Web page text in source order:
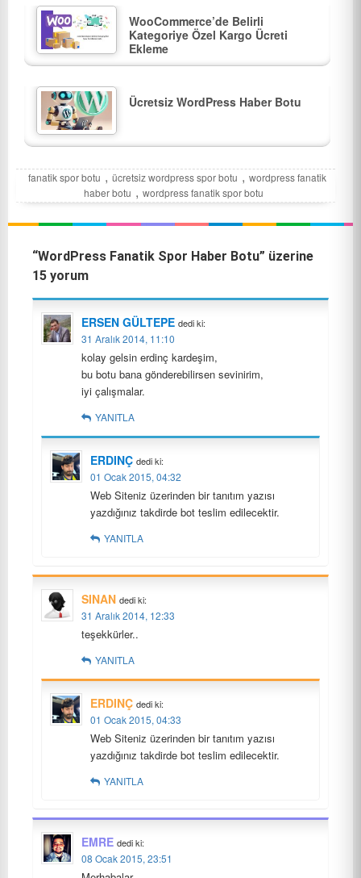
WooCommerce’de Belirli
Kategoriye Özel Kargo Ücreti
Ekleme
Ücretsiz WordPress Haber Botu
fanatik spor botu , ücretsiz wordpress spor botu , wordpress fanatik
haber botu , wordpress fanatik spor botu
“WordPress Fanatik Spor Haber Botu” üzerine
15 yorum
ERSEN GÜLTEPE dedi ki:
31 Aralık 2014, 11:10
kolay gelsin erdinç kardeşim,
bu botu bana gönderebilirsen sevinirim,
iyi çalışmalar.
YANITLA
ERDINÇ dedi ki:
01 Ocak 2015, 04:32
Web Siteniz üzerinden bir tanıtım yazısı
yazdığınız takdirde bot teslim edilecektir.
YANITLA
SINAN dedi ki:
31 Aralık 2014, 12:33
teşekkürler..
YANITLA
ERDINÇ dedi ki:
01 Ocak 2015, 04:33
Web Siteniz üzerinden bir tanıtım yazısı
yazdığınız takdirde bot teslim edilecektir.
YANITLA
EMRE dedi ki:
08 Ocak 2015, 23:51